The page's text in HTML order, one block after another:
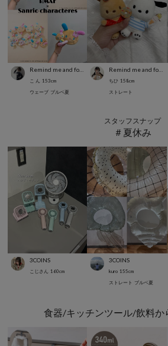
こ ん 153cm
ウェーブ ブルベ夏
ちひ 158cm
ストレート
スタッフスナップ
＃夏休み
3COINS
こじさん 160cm
3COINS
kuro 155cm
ストレート ブルベ夏
食器/キッチンツール/飲料か